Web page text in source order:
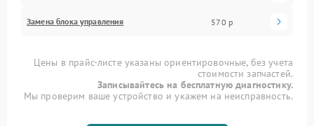
Замена блока управления 570 р
Цены в прайс-листе указаны ориентировочные, без учета
стоимости запчастей.
Записывайтесь на бесплатную диагностику.
Мы проверим ваше устройство и укажем на неисправность.